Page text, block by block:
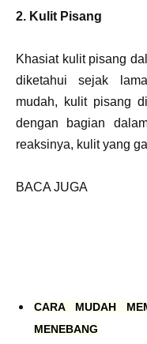
2. Kulit Pisang
Khasiat kulit pisang
diketahui sejak
mudah, kulit pisang
dengan bagian
reaksinya, kulit yang
BACA JUGA
CARA MUDAH
MENEBANG